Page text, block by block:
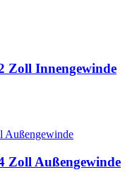
Zoll Innengewinde
Zoll Außengewinde